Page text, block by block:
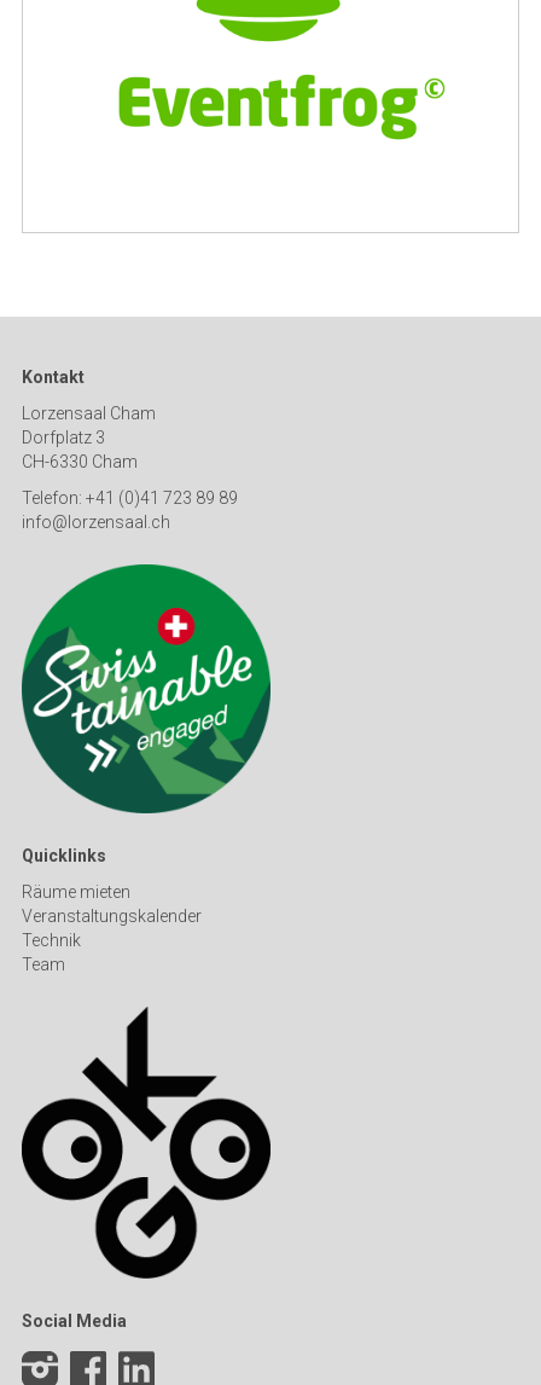
Kontakt
Lorzensaal Cham
Dorfplatz 3
CH-6330 Cham
Telefon: +41 (0)41 723 89 89
info@lorzensaal.ch
Quicklinks
Räume mieten
Veranstaltungskalender
Technik
Team
Social Media